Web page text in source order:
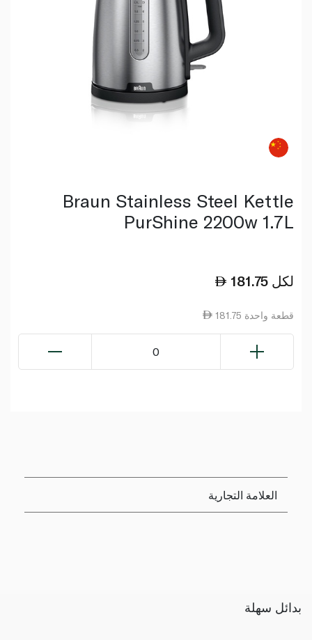
Braun Stainless Steel Kettle
PurShine 2200w 1.7L
181.75 لكل
181.75 قطعة واحدة
0
العلامة التجارية
بدائل سهلة